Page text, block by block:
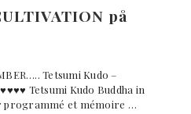
på
Tetsumi Kudo –
Tetsumi Kudo Buddha in
programmé et mémoire …